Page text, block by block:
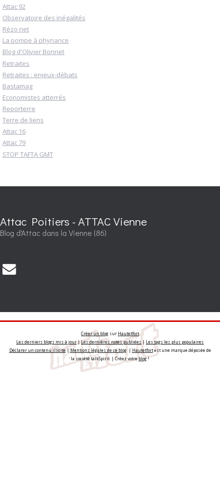
Attac 92
Observatoire des inégalités
Rézo net
La pompe à phynance
Blog d'Olivier Bonnet
Retraites
Retraites : enjeux-débats
Bastamag
Economistes atterrés
Reporterre
Terre de liens
Attac 16
Attac 79
STOP TAFTA GMT
Attac Poitiers - ATTAC Vienne
Blog d'Attac dans la Vienne (86)
Créer un blog sur Hautetfort
Les derniers blogs mis à jour|Les dernières notes publiées | Les tags les plus populaires
Déclarer un contenu illicite|Mentions légales de ce blog| Hautetfortest une marque déposée de
la société talkSpirit | Créez votreblog!